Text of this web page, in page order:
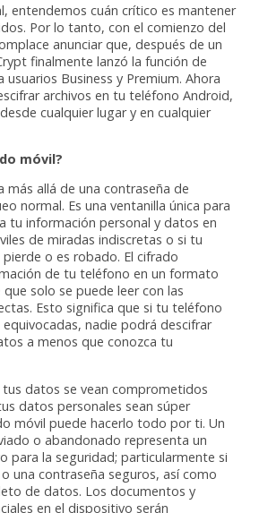
entendemos cuán crítico es mantener
Por lo tanto, con el comienzo del
anunciar que, después de un
finalmente lanzó la función de
Business y Premium. Ahora
archivos en tu teléfono Android,
cualquier lugar y en cualquier
móvil?
más allá de una contraseña de
normal. Es una ventanilla única para
tu información personal y datos en
de miradas indiscretas o si tu
o es robado. El cifrado
de tu teléfono en un formato
solo se puede leer con las
Esto significa que si tu teléfono
equivocadas, nadie podrá descifrar
a menos que conozca tu
datos se vean comprometidos
datos personales sean súper
móvil puede hacerlo todo por ti. Un
o abandonado representa un
para la seguridad; particularmente si
una contraseña seguros, así como
de datos. Los documentos y
en el dispositivo serán